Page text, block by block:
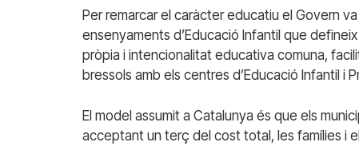
Per remarcar el caràcter educatiu el Govern
ensenyaments d’Educació Infantil que
pròpia i intencionalitat educativa comuna,
bressols amb els centres d’Educació Infantil i
El model assumit a Catalunya és que els
acceptant un terç del cost total, les famílies i